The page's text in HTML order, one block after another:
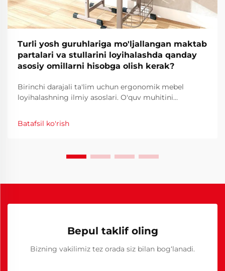
Turli yosh guruhlariga mo'ljallangan maktab
partalari va stullarini loyihalashda qanday
asosiy omillarni hisobga olish kerak?
Birinchi darajali ta'lim uchun ergonomik mebel
loyihalashning ilmiy asoslari. O'quv muhitini
boshlanadi. O'quvchilarning har kuni foydalanadigan
mebellari ularning qulaylik hissi, mushak ish stili va
Batafsil ko'rish
Bepul taklif oling
Bizning vakilimiz tez orada siz bilan bog‘lanadi.